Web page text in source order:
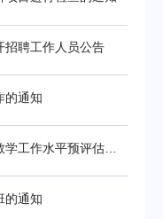
招聘工作人员公告
的通知
的通知